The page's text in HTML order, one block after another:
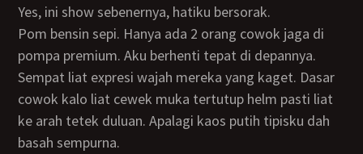
Yes, ini show sebenernya, hatiku bersorak.
Pom bensin sepi. Hanya ada 2 orang cowok jaga di
pompa premium. Aku berhenti tepat di depannya.
Sempat liat expresi wajah mereka yang kaget. Dasar
cowok kalo liat cewek muka tertutup helm pasti liat
ke arah tetek duluan. Apalagi kaos putih tipisku dah
basah sempurna.